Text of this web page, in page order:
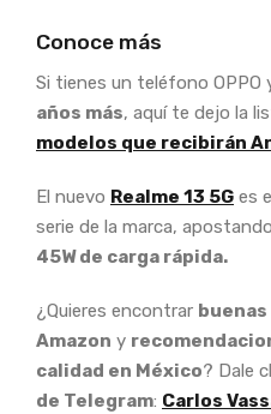
Conoce más
Si tienes un teléfono OPPO
años más, aquí te dejo la
modelos que recibirán
El nuevo Realme 13 5G es
serie de la marca,
45W de carga rápida.
¿Quieres encontrar
Amazon y
calidad en México? Dale
de Telegram: Carlos